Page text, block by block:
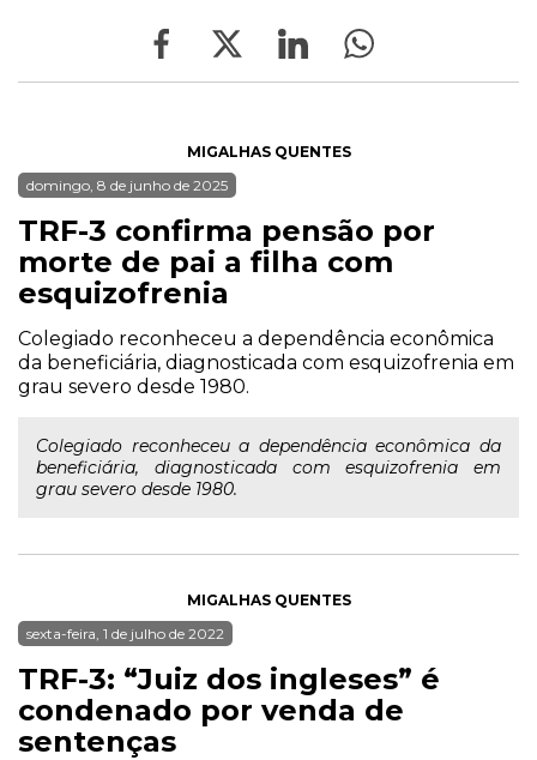
MIGALHAS QUENTES
domingo, 8 de junho de 2025
TRF-3 confirma pensão por
morte de pai a filha com
esquizofrenia
Colegiado reconheceu a dependência econômica
da beneficiária, diagnosticada com esquizofrenia em
grau severo desde 1980.
Colegiado reconheceu a dependência econômica da
beneficiária, diagnosticada com esquizofrenia em
grau severo desde 1980.
MIGALHAS QUENTES
sexta-feira, 1 de julho de 2022
TRF-3: “Juiz dos ingleses” é
condenado por venda de
sentenças